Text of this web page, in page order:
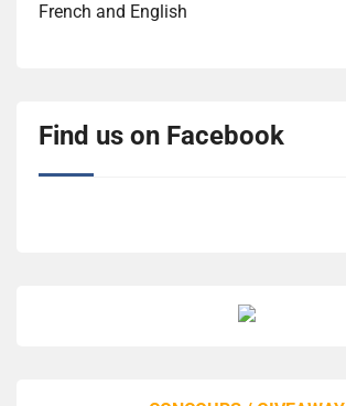
French and English
Find us on Facebook